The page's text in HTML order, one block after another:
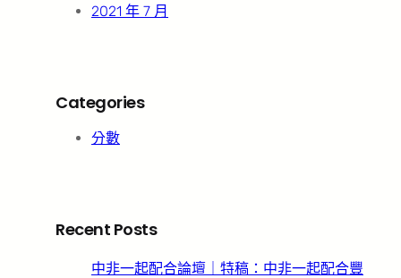
2021 年 7 月
Categories
分數
Recent Posts
中非一起配合論壇｜特稿：中非一起配合豐